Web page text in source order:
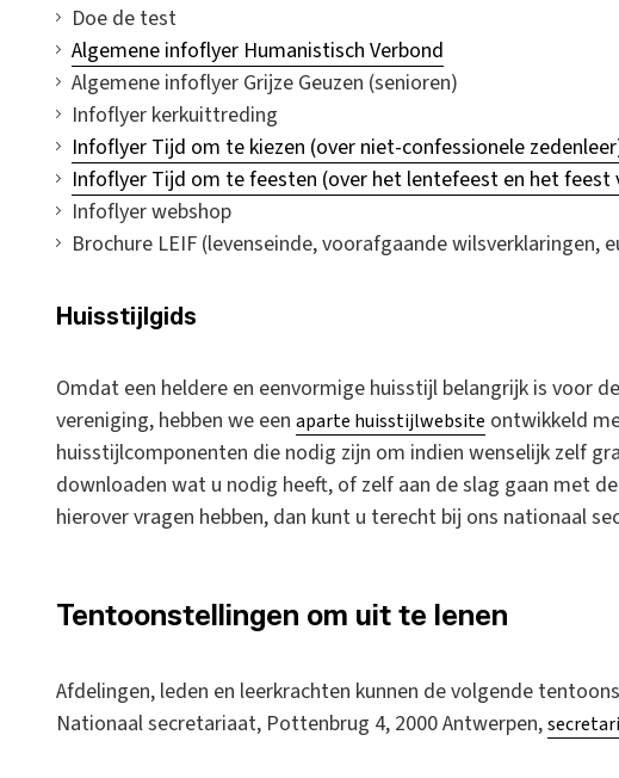
Doe de test
Algemene infoflyer Humanistisch Verbond
Algemene infoflyer Grijze Geuzen (senioren)
Infoflyer kerkuittreding
Infoflyer Tijd om te kiezen (over niet-confessionele
Infoflyer Tijd om te feesten (over het lentefeest en het feest
Infoflyer webshop
Brochure LEIF (levenseinde, voorafgaande wilsverklaringen,
Huisstijlgids
Omdat een heldere en eenvormige huisstijl belangrijk is voor
vereniging, hebben we een aparte huisstijlwebsite ontwikkeld
huisstijlcomponenten die nodig zijn om indien wenselijk zelf
downloaden wat u nodig heeft, of zelf aan de slag gaan met
hierover vragen hebben, dan kunt u terecht bij ons nationaal
Tentoonstellingen om uit te lenen
Afdelingen, leden en leerkrachten kunnen de volgende
Nationaal secretariaat, Pottenbrug 4, 2000 Antwerpen,